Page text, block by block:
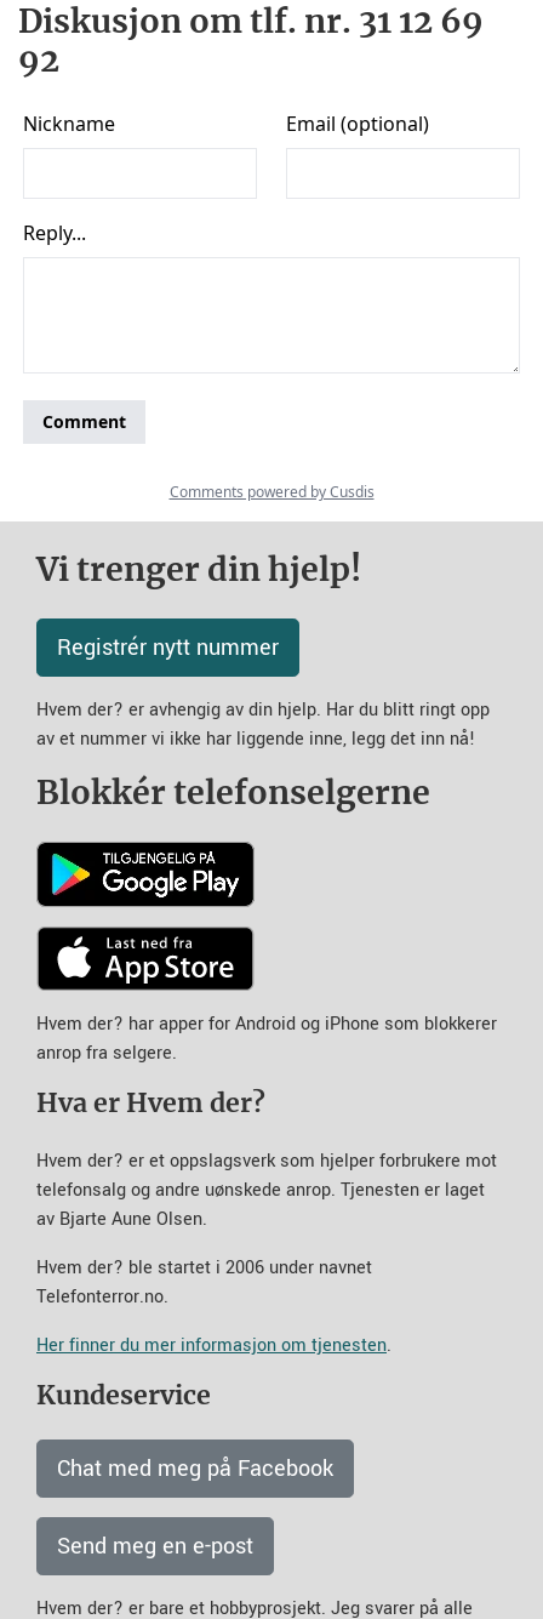
Diskusjon om tlf. nr. 31 12 69
92
Vi trenger din hjelp!
Registrér nytt nummer
Hvem der? er avhengig av din hjelp. Har du blitt ringt opp
av et nummer vi ikke har liggende inne, legg det inn nå!
Blokkér telefonselgerne
Hvem der? har apper for Android og iPhone som blokkerer
anrop fra selgere.
Hva er Hvem der?
Hvem der? er et oppslagsverk som hjelper forbrukere mot
telefonsalg og andre uønskede anrop. Tjenesten er laget
av Bjarte Aune Olsen.
Hvem der? ble startet i 2006 under navnet
Telefonterror.no.
Her finner du mer informasjon om tjenesten.
Kundeservice
Chat med meg på Facebook
Send meg en e-post
Hvem der? er bare et hobbyprosjekt. Jeg svarer på alle